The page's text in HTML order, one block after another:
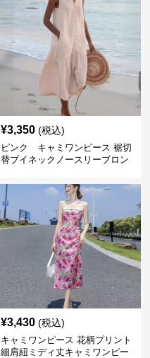
¥3,350 (税込)
ピンク キャミワンピース 裾切
替ブイネックノースリーブロン
¥3,430 (税込)
キャミワンピース 花柄プリント
細肩紐ミディ丈キャミワンピー